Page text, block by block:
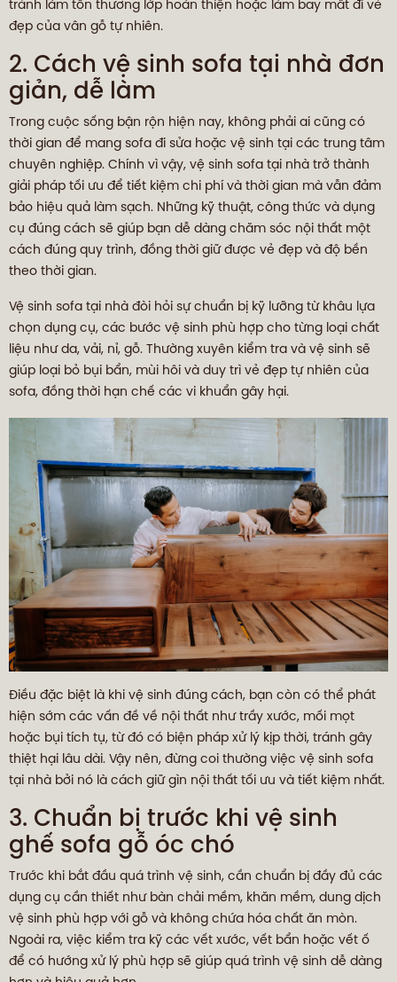
tránh làm tổn thương lớp hoàn thiện hoặc làm bay mất đi vẻ
đẹp của vân gỗ tự nhiên.
2. Cách vệ sinh sofa tại nhà đơn
giản, dễ làm
Trong cuộc sống bận rộn hiện nay, không phải ai cũng có
thời gian để mang sofa đi sửa hoặc vệ sinh tại các trung tâm
chuyên nghiệp. Chính vì vậy, vệ sinh sofa tại nhà trở thành
giải pháp tối ưu để tiết kiệm chi phí và thời gian mà vẫn đảm
bảo hiệu quả làm sạch. Những kỹ thuật, công thức và dụng
cụ đúng cách sẽ giúp bạn dễ dàng chăm sóc nội thất một
cách đúng quy trình, đồng thời giữ được vẻ đẹp và độ bền
theo thời gian.
Vệ sinh sofa tại nhà đòi hỏi sự chuẩn bị kỹ lưỡng từ khâu lựa
chọn dụng cụ, các bước vệ sinh phù hợp cho từng loại chất
liệu như da, vải, nỉ, gỗ. Thường xuyên kiểm tra và vệ sinh sẽ
giúp loại bỏ bụi bẩn, mùi hôi và duy trì vẻ đẹp tự nhiên của
sofa, đồng thời hạn chế các vi khuẩn gây hại.
Điều đặc biệt là khi vệ sinh đúng cách, bạn còn có thể phát
hiện sớm các vấn đề về nội thất như trầy xước, mối mọt
hoặc bụi tích tụ, từ đó có biện pháp xử lý kịp thời, tránh gây
thiệt hại lâu dài. Vậy nên, đừng coi thường việc vệ sinh sofa
tại nhà bởi nó là cách giữ gìn nội thất tối ưu và tiết kiệm nhất.
3. Chuẩn bị trước khi vệ sinh
ghế sofa gỗ óc chó
Trước khi bắt đầu quá trình vệ sinh, cần chuẩn bị đầy đủ các
dụng cụ cần thiết như bàn chải mềm, khăn mềm, dung dịch
vệ sinh phù hợp với gỗ và không chứa hóa chất ăn mòn.
Ngoài ra, việc kiểm tra kỹ các vết xước, vết bẩn hoặc vết ố
để có hướng xử lý phù hợp sẽ giúp quá trình vệ sinh dễ dàng